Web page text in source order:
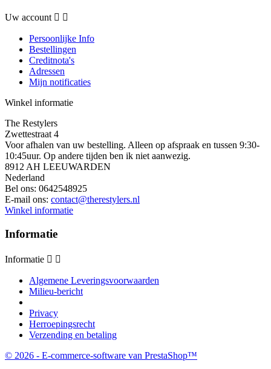
Uw account  
Persoonlijke Info
Bestellingen
Creditnota's
Adressen
Mijn notificaties
Winkel informatie
The Restylers
Zwettestraat 4
Voor afhalen van uw bestelling. Alleen op afspraak en tussen 9:30-
10:45uur. Op andere tijden ben ik niet aanwezig.
8912 AH LEEUWARDEN
Nederland
Bel ons: 0642548925
E-mail ons: contact@therestylers.nl
Winkel informatie
Informatie
Informatie  
Algemene Leveringsvoorwaarden
Milieu-bericht
Privacy
Herroepingsrecht
Verzending en betaling
© 2026 - E-commerce-software van PrestaShop™